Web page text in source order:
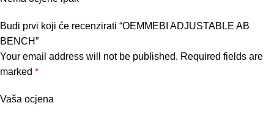
Budi prvi koji će recenzirati “OEMMEBI ADJUSTABLE AB
BENCH”
Your email address will not be published. Required fields are
marked *
Vaša ocjena